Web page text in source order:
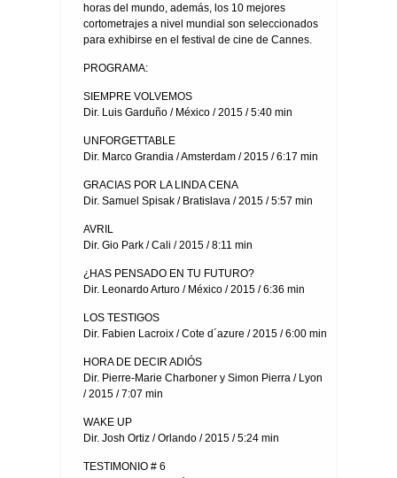
horas del mundo, además, los 10 mejores
cortometrajes a nivel mundial son seleccionados
para exhibirse en el festival de cine de Cannes.
PROGRAMA:
SIEMPRE VOLVEMOS
Dir. Luis Garduño / México / 2015 / 5:40 min
UNFORGETTABLE
Dir. Marco Grandia / Amsterdam / 2015 / 6:17 min
GRACIAS POR LA LINDA CENA
Dir. Samuel Spisak / Bratislava / 2015 / 5:57 min
AVRIL
Dir. Gio Park / Cali / 2015 / 8:11 min
¿HAS PENSADO EN TU FUTURO?
Dir. Leonardo Arturo / México / 2015 / 6:36 min
LOS TESTIGOS
Dir. Fabien Lacroix / Cote d´azure / 2015 / 6:00 min
HORA DE DECIR ADIÓS
Dir. Pierre-Marie Charboner y Simon Pierra / Lyon
/ 2015 / 7:07 min
WAKE UP
Dir. Josh Ortiz / Orlando / 2015 / 5:24 min
TESTIMONIO # 6